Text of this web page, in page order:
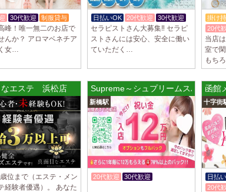
30代歓迎 制服貸与
峰！唯一無二のお店で
んか？ アロマベネチア
女…
日払いOK 20代歓迎 30代歓迎
セラピストさん大募集‼ セラピ
ストさんには安心、安全に働い
ていただく…
掛け
20代
当店
室で
もち
なエステ 浜松店
位まで（エステ・メン
経験者優遇）。 あなた
Supreme～シュプリームスパ〜 新
新橋駅
20代歓迎
30代歓迎
函館
十字街
日払
20代